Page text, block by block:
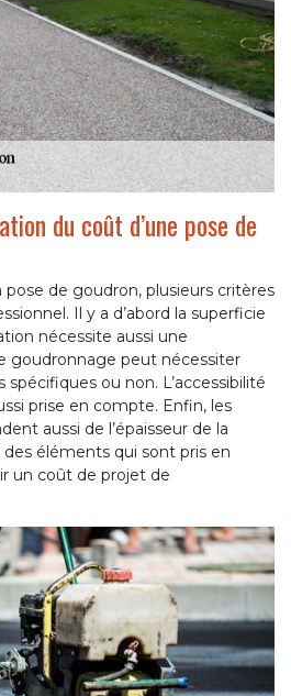
du coût d’une pose de
pose de goudron, plusieurs critères
Il y a d’abord la superficie
nécessite aussi une
goudronnage peut nécessiter
spécifiques ou non. L’accessibilité
prise en compte. Enfin, les
aussi de l’épaisseur de la
éléments qui sont pris en
un coût de projet de